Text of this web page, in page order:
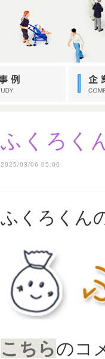
ふくろく
2025/03/06 05:06
ふくろくん
こちらのコ